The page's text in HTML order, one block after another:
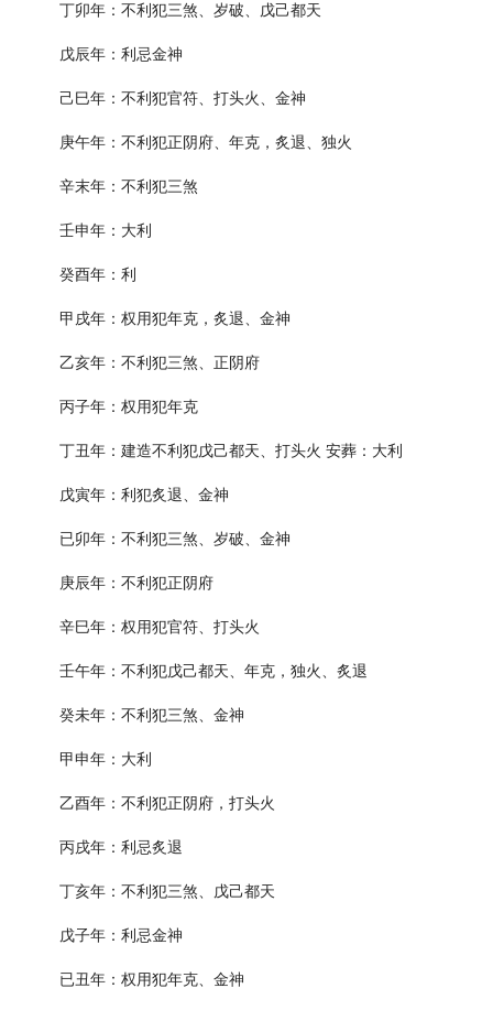
丁卯年：不利犯三煞、岁破、戊己都天
戊辰年：利忌金神
己巳年：不利犯官符、打头火、金神
庚午年：不利犯正阴府、年克，炙退、独火
辛末年：不利犯三煞
壬申年：大利
癸酉年：利
甲戌年：权用犯年克，炙退、金神
乙亥年：不利犯三煞、正阴府
丙子年：权用犯年克
丁丑年：建造不利犯戊己都天、打头火 安葬：大利
戊寅年：利犯炙退、金神
已卯年：不利犯三煞、岁破、金神
庚辰年：不利犯正阴府
辛巳年：权用犯官符、打头火
壬午年：不利犯戊己都天、年克，独火、炙退
癸未年：不利犯三煞、金神
甲申年：大利
乙酉年：不利犯正阴府，打头火
丙戌年：利忌炙退
丁亥年：不利犯三煞、戊己都天
戊子年：利忌金神
已丑年：权用犯年克、金神